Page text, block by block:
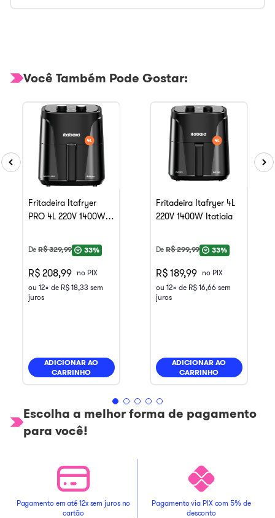
Você Também Pode Gostar:
Fritadeira Itafryer
PRO 4L 220V 1400W
DeR$329,99 33%
R$ 208,99
no PIX
ou 12x de R$ 18,33 sem
juros
ADICIONAR AO
CARRINHO
Fritadeira Itafryer 4L
220V 1400W Itatiaia
DeR$299,99 33%
R$ 189,99
no PIX
ou 12x de R$ 16,66 sem
juros
ADICIONAR AO
CARRINHO
Escolha a melhor forma de pagamento
para você!
Pagamento em até 12x sem juros no
cartão
Pagamento via PIX com 5% de
desconto